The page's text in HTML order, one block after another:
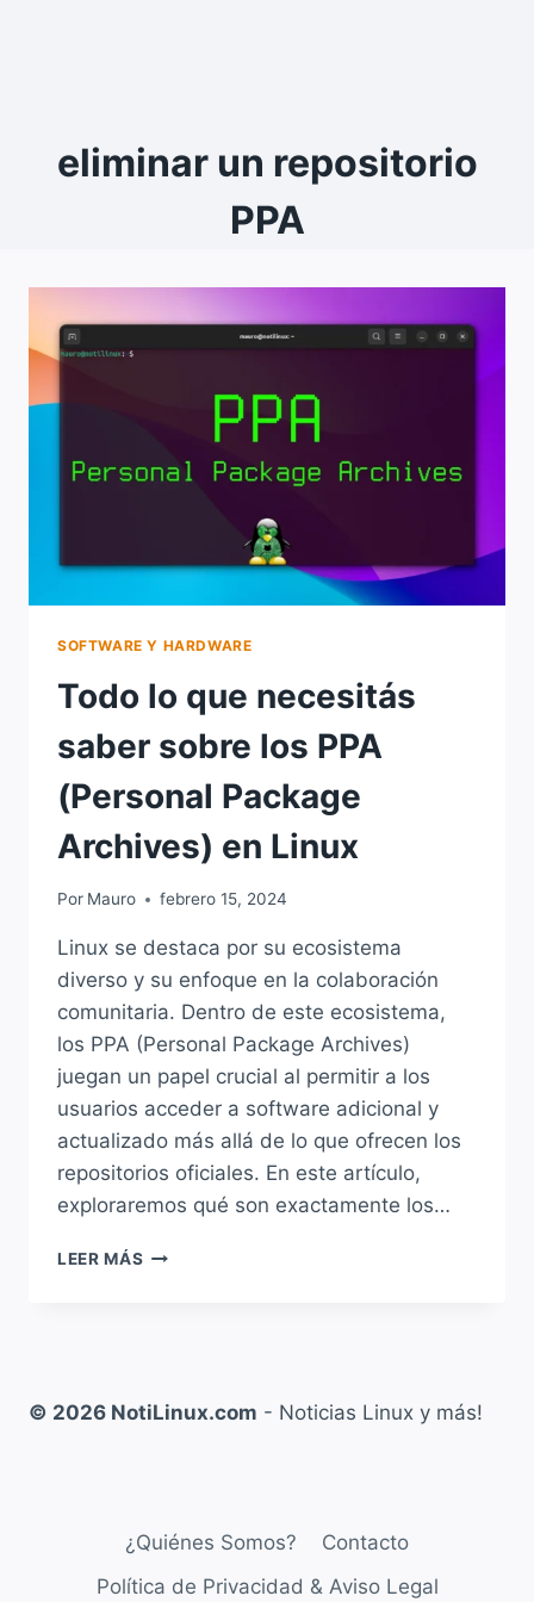
eliminar un repositorio
PPA
SOFTWARE Y HARDWARE
Todo lo que necesitás
saber sobre los PPA
(Personal Package
Archives) en Linux
Por Mauro febrero 15, 2024
Linux se destaca por su ecosistema
diverso y su enfoque en la colaboración
comunitaria. Dentro de este ecosistema,
los PPA (Personal Package Archives)
juegan un papel crucial al permitir a los
usuarios acceder a software adicional y
actualizado más allá de lo que ofrecen los
repositorios oficiales. En este artículo,
exploraremos qué son exactamente los…
LEER MÁS TODO
LOS
LINUX
© 2026 NotiLinux.com - Noticias Linux y más!
¿Quiénes Somos?
Contacto
Política de Privacidad & Aviso Legal